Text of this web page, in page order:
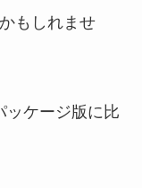
もしれませ
ッケージ版に比